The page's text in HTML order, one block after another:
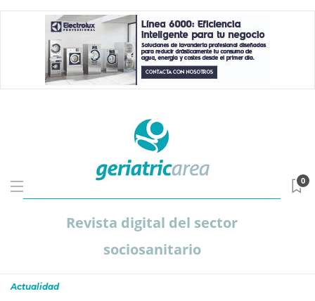
Revista digital del sector
sociosanitario
0
Actualidad